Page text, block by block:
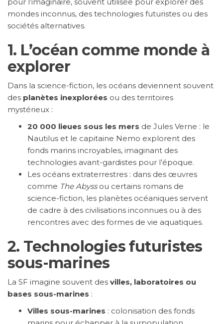
mondes inconnus, des technologies futuristes ou des
sociétés alternatives.
1. L’océan comme monde à
explorer
Dans la science-fiction, les océans deviennent souvent
des planètes inexplorées ou des territoires
mystérieux :
20 000 lieues sous les mers de Jules Verne : le
Nautilus et le capitaine Nemo explorent des
fonds marins incroyables, imaginant des
technologies avant-gardistes pour l’époque.
Les océans extraterrestres : dans des œuvres
comme The Abyssou certains romans de
science-fiction, les planètes océaniques servent
de cadre à des civilisations inconnues ou à des
rencontres avec des formes de vie aquatiques.
2. Technologies futuristes
sous-marines
La SF imagine souvent des villes, laboratoires ou
bases sous-marines :
Villes sous-marines : colonisation des fonds